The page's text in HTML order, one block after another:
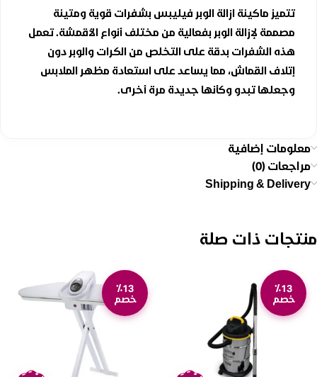
تتميز ماكينة ازالة الوبر فيليبس بشفرات قوية ومتينة
مصممة لإزالة الوبر بفعالية من مختلف أنواع الأقمشة. تعمل
هذه الشفرات بدقة على التخلص من الكرات والوبر دون
إتلاف القماش، مما يساعد على استعادة مظهر الملابس
وجعلها تبدو وكأنها جديدة مرة أخرى.
معلومات إضافية
مراجعات (0)
Shipping & Delivery
منتجات ذات صلة
٪13
خصم
٪13
خصم